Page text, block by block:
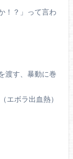
！？」って言わ
渡す、暴動に巻
エボラ出血熱）